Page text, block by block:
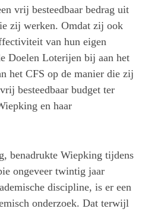
vrij besteedbaar bedrag uit
zij werken. Omdat zij ook
van hun eigen
Doelen Loterijen bij aan het
het CFS op de manier die zij
besteedbaar budget ter
en haar
benadrukte Wiepking tijdens
ongeveer twintig jaar
discipline, is er een
onderzoek. Dat terwijl